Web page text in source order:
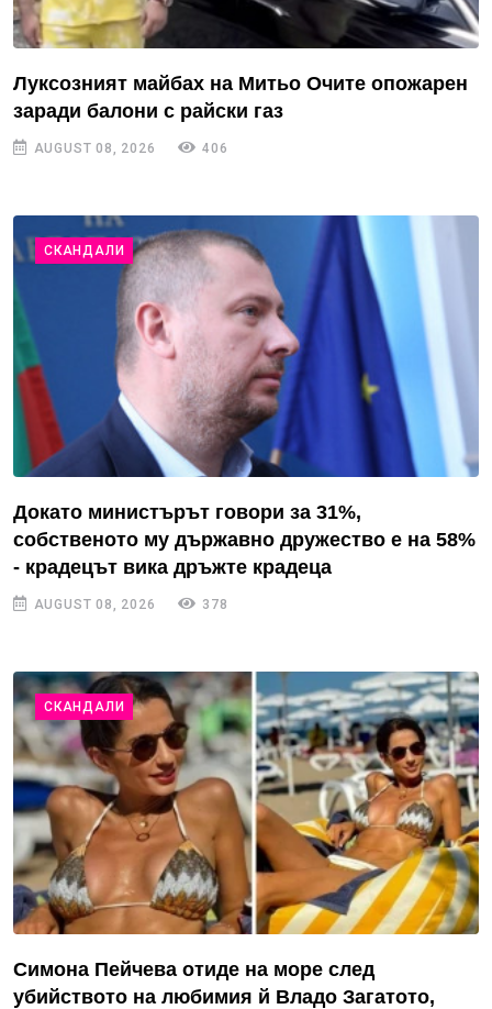
Луксозният майбах на Митьо Очите опожарен
заради балони с райски газ
AUGUST 08, 2026 406
СКАНДАЛИ
Докато министърът говори за 31%,
собственото му държавно дружество е на 58%
- крадецът вика дръжте крадеца
AUGUST 08, 2026 378
СКАНДАЛИ
Симона Пейчева отиде на море след
убийството на любимия й Владо Загатото,